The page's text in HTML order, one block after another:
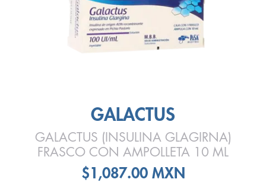
GALACTUS
GALACTUS (INSULINA GLAGIRNA)
FRASCO CON AMPOLLETA 10 ML
$1,087.00 MXN